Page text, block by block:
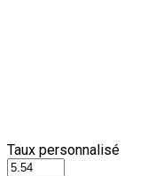
Taux personnalisé